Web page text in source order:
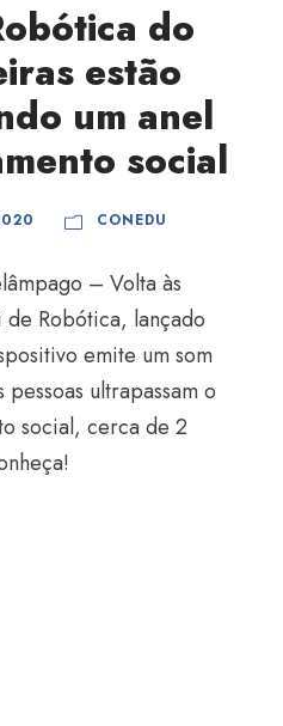
do
estão
um anel
social
CONEDU
– Volta às
de Robótica, lançado
emite um som
ultrapassam o
social, cerca de 2